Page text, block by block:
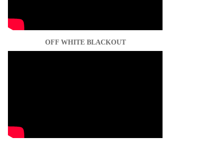
OFF WHITE BLACKOUT